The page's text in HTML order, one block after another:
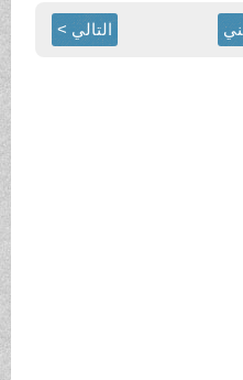
التالي >